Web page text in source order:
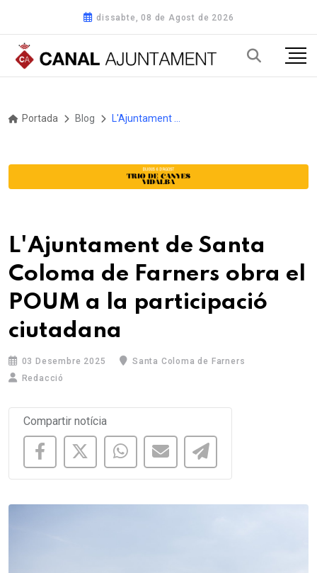
dissabte, 08 de Agost de 2026
Portada Blog
L'Ajuntament de Santa
Coloma de Farners obra el
POUM a la participació
ciutadana
03 Desembre 2025
Santa Coloma de Farners
Redacció
Compartir notícia